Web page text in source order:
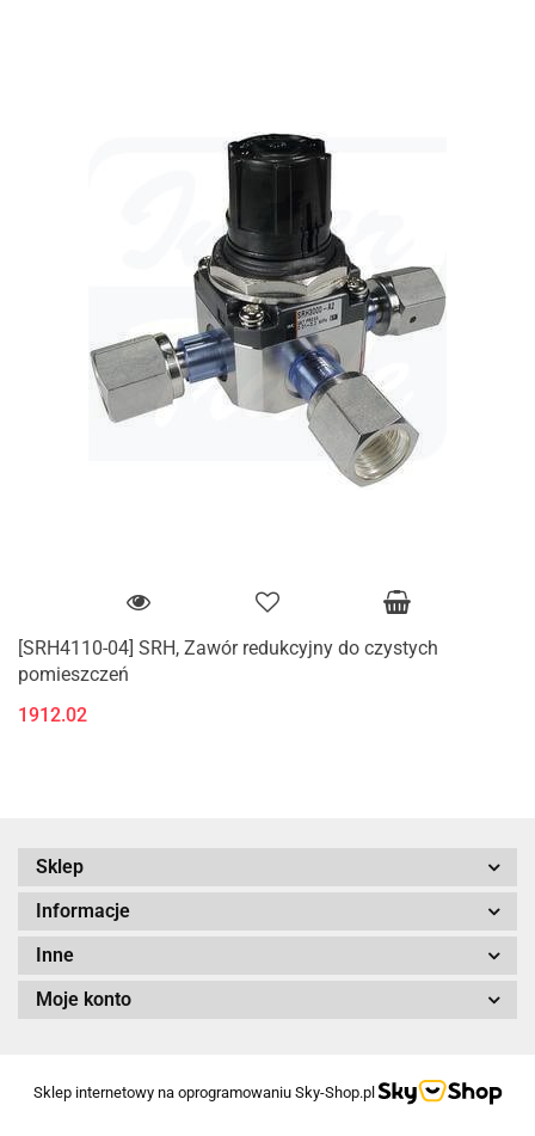
[SRH4110-04] SRH, Zawór redukcyjny do czystych
pomieszczeń
1912.02
Sklep
Informacje
Inne
Moje konto
Sklep internetowy na oprogramowaniu Sky-Shop.pl